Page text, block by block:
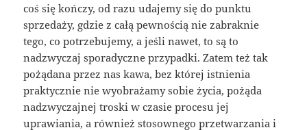
coś się kończy, od razu udajemy się do punktu
sprzedaży, gdzie z całą pewnością nie zabraknie
tego, co potrzebujemy, a jeśli nawet, to są to
nadzwyczaj sporadyczne przypadki. Zatem też tak
pożądana przez nas kawa, bez której istnienia
praktycznie nie wyobrażamy sobie życia, pożąda
nadzwyczajnej troski w czasie procesu jej
uprawiania, a również stosownego przetwarzania i